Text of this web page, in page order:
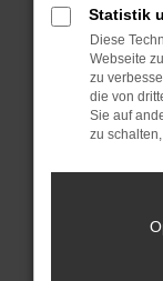
sind.
Veraltete
führen,
Wende
Wenn du
hast,
uns
Statistik
Diese
Webseite
zu
die von
Sie auf
zu